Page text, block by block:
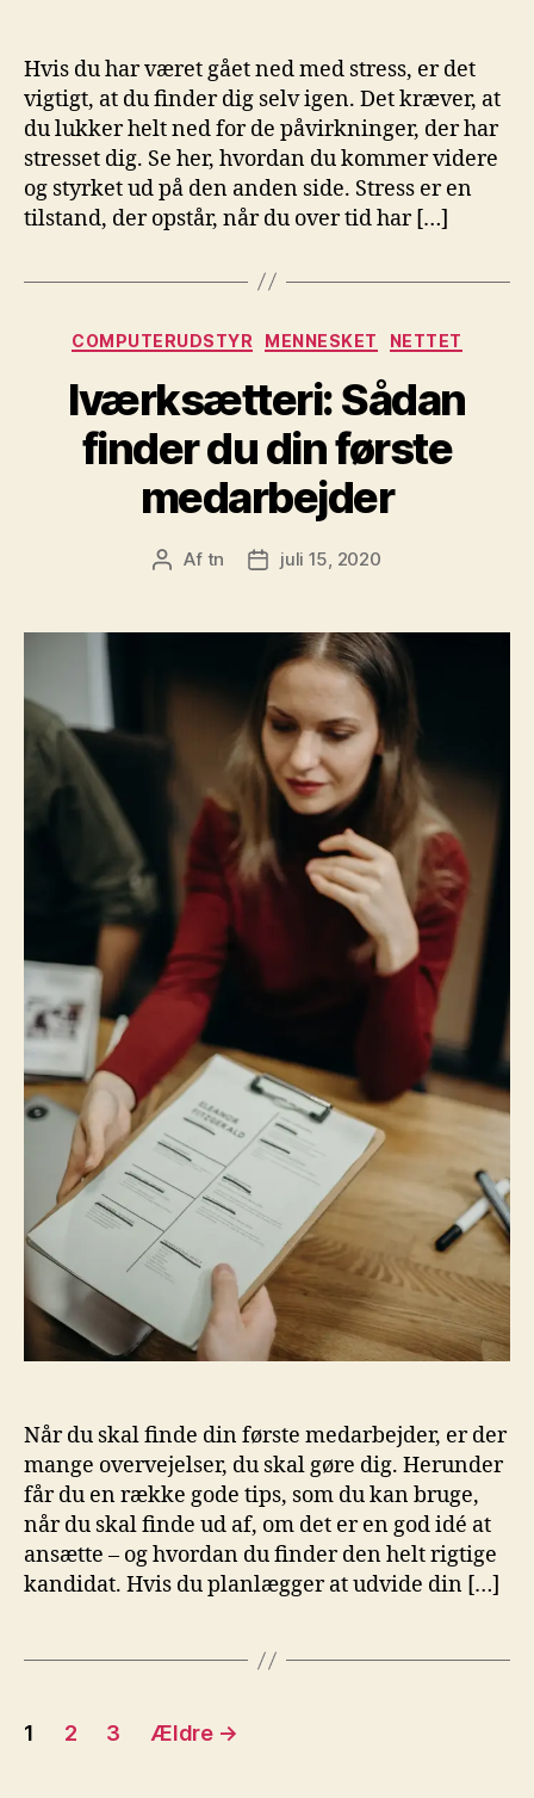
Hvis du har været gået ned med stress, er det
vigtigt, at du finder dig selv igen. Det kræver, at
du lukker helt ned for de påvirkninger, der har
stresset dig. Se her, hvordan du kommer videre
og styrket ud på den anden side. Stress er en
tilstand, der opstår, når du over tid har […]
Kategorier
COMPUTERUDSTYR MENNESKET NETTET
Iværksætteri: Sådan
finder du din første
medarbejder
Indlægsforfatter
Af tn Indlægsdato
juli 15, 2020
Når du skal finde din første medarbejder, er der
mange overvejelser, du skal gøre dig. Herunder
får du en række gode tips, som du kan bruge,
når du skal finde ud af, om det er en god idé at
ansætte – og hvordan du finder den helt rigtige
kandidat. Hvis du planlægger at udvide din […]
Indlægsinddeling
1 2 3 Ældre →